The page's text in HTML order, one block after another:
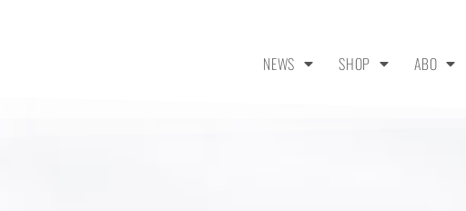
NEWS SHOP ABO